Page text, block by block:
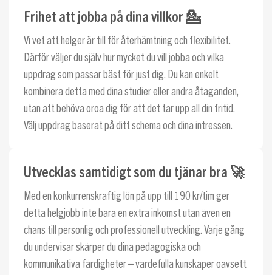
Frihet att jobba på dina villkor 💁
Vi vet att helger är till för återhämtning och flexibilitet.
Därför väljer du själv hur mycket du vill jobba och vilka
uppdrag som passar bäst för just dig. Du kan enkelt
kombinera detta med dina studier eller andra åtaganden,
utan att behöva oroa dig för att det tar upp all din fritid.
Välj uppdrag baserat på ditt schema och dina intressen.
Utvecklas samtidigt som du tjänar bra 🚀
Med en konkurrenskraftig lön på upp till 190 kr/tim ger
detta helgjobb inte bara en extra inkomst utan även en
chans till personlig och professionell utveckling. Varje gång
du undervisar skärper du dina pedagogiska och
kommunikativa färdigheter – värdefulla kunskaper oavsett